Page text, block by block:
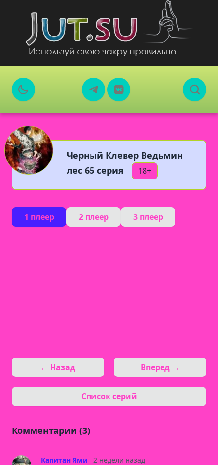
Черный Клевер Ведьмин
лес 65 серия
18+
1 плеер 2 плеер 3 плеер
← Назад
Список серий
Вперед →
Комментарии (3)
Капитан Ями 2 недели назад